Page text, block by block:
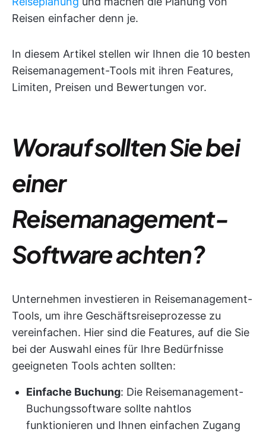
Reisen einfacher denn je.
In diesem Artikel stellen wir Ihnen die 10 besten
Reisemanagement-Tools mit ihren Features,
Limiten, Preisen und Bewertungen vor.
Worauf sollten Sie bei
einer
Reisemanagement-
Software achten?
Unternehmen investieren in Reisemanagement-
Tools, um ihre Geschäftsreiseprozesse zu
vereinfachen. Hier sind die Features, auf die Sie
bei der Auswahl eines für Ihre Bedürfnisse
geeigneten Tools achten sollten:
Einfache Buchung: Die Reisemanagement-
Buchungssoftware sollte nahtlos
funktionieren und Ihnen einfachen Zugang